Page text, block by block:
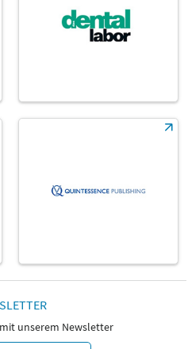
unserem Newsletter